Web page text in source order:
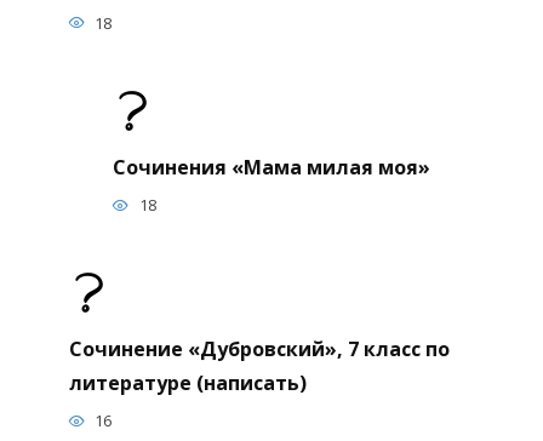
18
Сочинения «Мама милая моя»
18
Сочинение «Дубровский», 7 класс по
литературе (написать)
16